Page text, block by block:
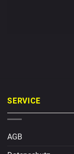
SERVICE
AGB